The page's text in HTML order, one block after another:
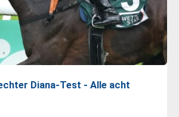
Diana-Test - Alle acht